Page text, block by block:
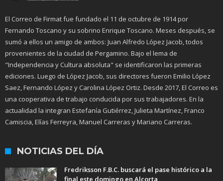
El Correo de Firmat fue fundado el 11 de octubre de 1914 por
Fernando Toscano y su sobrino Enrique Toscano. Meses después, se
sumó a ellos un amigo de ambos: Juan Alfredo López Jacob, todos
provenientes de la ciudad de Pergamino. Bajo el lema de
"Independencia y Cultura absoluta" se identificaron las primeras
ediciones. Luego de López Jacob, sus directores fueron Emilio López
Saez, Fernando López y Carolina López Ortiz. Desde 2017, El Correo es
una cooperativa de trabajo conducida por sus trabajadores. En la
actualidad la integran Estefanía Gutiérrez, Julieta Martínez, Franco
Camiscia, Elías Ferreyra, Manuel Carreras y Mariano Carreras.
NOTICIAS DEL DÍA
Fredriksson F.B.C. buscará el pase histórico a la
final este domingo en Alcorta